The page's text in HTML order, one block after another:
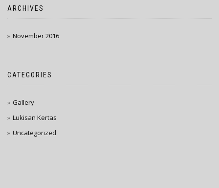
ARCHIVES
November 2016
CATEGORIES
Gallery
Lukisan Kertas
Uncategorized